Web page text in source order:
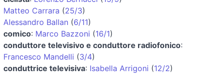
Matteo Carrara (25/3)
Alessandro Ballan (6/11)
comico: Marco Bazzoni (16/1)
conduttore televisivo e conduttore radiofonico:
Francesco Mandelli (3/4)
conduttrice televisiva: Isabella Arrigoni (12/2)